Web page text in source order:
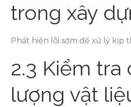
trong xây
Phát hiện lỗi sớm để xử lý kịp
2.3 Kiểm tra
lượng vật